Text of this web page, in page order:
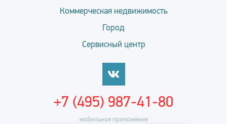
Коммерческая недвижимость
Город
Сервисный центр
мобильное приложение
+7 (495) 987-41-80